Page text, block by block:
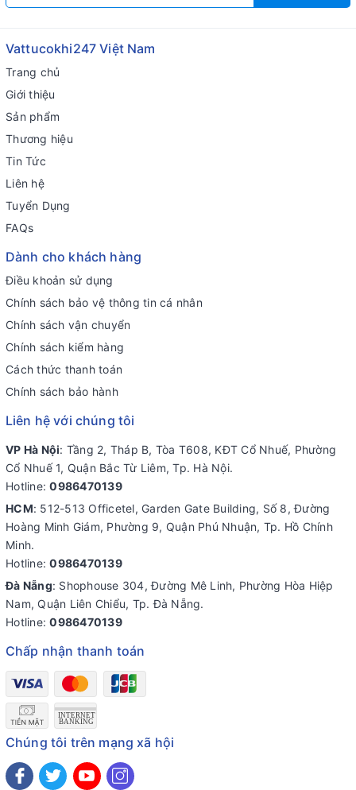
Vattucokhi247 Việt Nam
Trang chủ
Giới thiệu
Sản phẩm
Thương hiệu
Tin Tức
Liên hệ
Tuyển Dụng
FAQs
Dành cho khách hàng
Điều khoản sử dụng
Chính sách bảo vệ thông tin cá nhân
Chính sách vận chuyển
Chính sách kiểm hàng
Cách thức thanh toán
Chính sách bảo hành
Liên hệ với chúng tôi
VP Hà Nội: Tầng 2, Tháp B, Tòa T608, KĐT Cổ Nhuế, Phường
Cổ Nhuế 1, Quận Bắc Từ Liêm, Tp. Hà Nội.
Hotline:0986470139
HCM: 512-513 Officetel, Garden Gate Building, Số 8, Đường
Hoàng Minh Giám, Phường 9, Quận Phú Nhuận, Tp. Hồ Chính
Minh.
Hotline:0986470139
Đà Nẵng: Shophouse 304, Đường Mê Linh, Phường Hòa Hiệp
Nam, Quận Liên Chiểu, Tp. Đà Nẵng.
Hotline:0986470139
Chấp nhận thanh toán
Chúng tôi trên mạng xã hội